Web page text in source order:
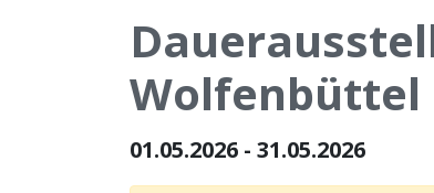
Wolfenbüttel
01.05.2026 - 31.05.2026